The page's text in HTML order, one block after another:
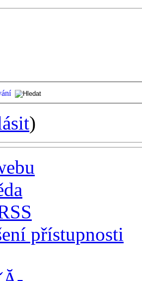
)
přístupnosti